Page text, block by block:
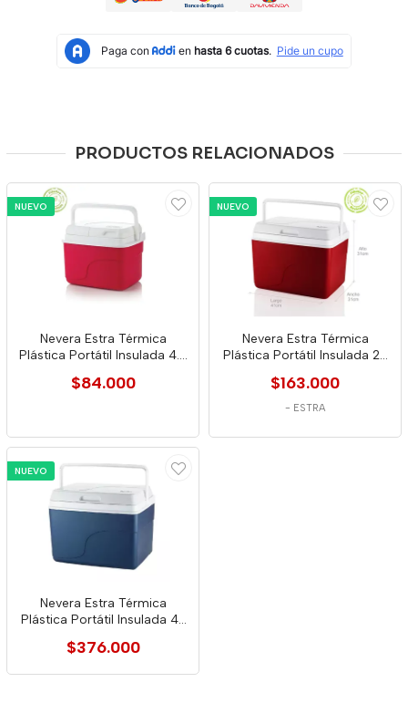
PRODUCTOS RELACIONADOS
NUEVO
Nevera Estra Térmica
Plástica Portátil Insulada 4.5
$84.000
NUEVO
Nevera Estra Térmica
Plástica Portátil Insulada 22
$163.000
- ESTRA
NUEVO
Nevera Estra Térmica
Plástica Portátil Insulada 42
$376.000